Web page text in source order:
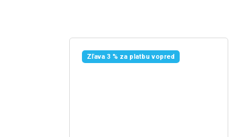
Zľava 3 % za platbu vopred